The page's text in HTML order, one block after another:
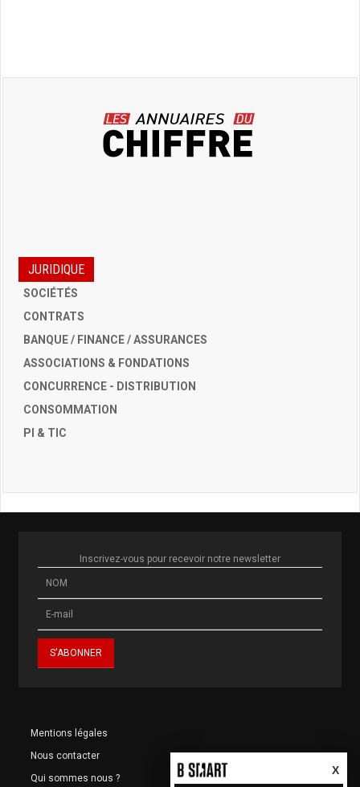
JURIDIQUE
SOCIÉTÉS
CONTRATS
BANQUE / FINANCE / ASSURANCES
ASSOCIATIONS & FONDATIONS
CONCURRENCE - DISTRIBUTION
CONSOMMATION
PI & TIC
Inscrivez-vous pour recevoir notre newsletter
Mentions légales
Nous contacter
Qui sommes nous ?
X